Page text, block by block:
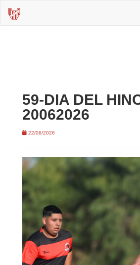
59-DIA DEL
20062026
22/06/2026